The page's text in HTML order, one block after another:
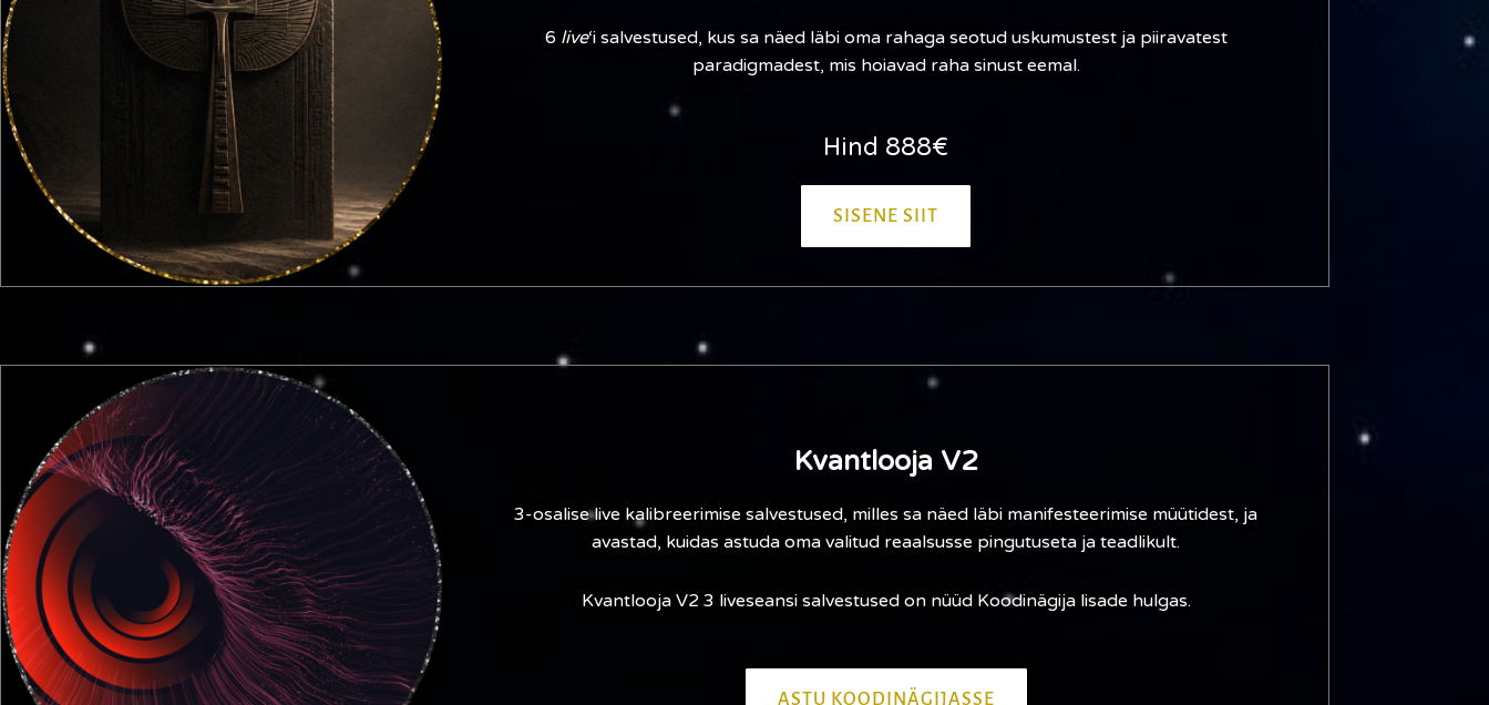
6 live‘i salvestused, kus sa näed läbi oma rahaga seotud uskumustest ja piiravatest
paradigmadest, mis hoiavad raha sinust eemal.
Hind 888€
SISENE SIIT
Kvantlooja V2
3-osaliselive kalibreerimise salvestused, milles sa näed läbi manifesteerimise müütidest, ja
avastad, kuidas astuda oma valitud reaalsusse pingutuseta ja teadlikult.
Kvantlooja V2 3 liveseansi salvestused on nüüd Koodinägija lisade hulgas.
ASTU KOODINÄGIJASSE